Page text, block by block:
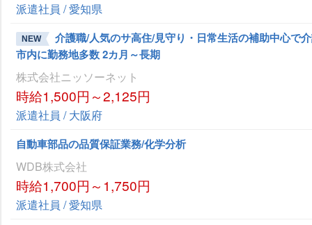
派遣社員 / 愛知県
NEW
介護職/人気のサ高住/見守り・日常生活の補助中心で
市内に勤務地多数 2カ月～長期
株式会社ニッソーネット
時給1,500円～2,125円
派遣社員 / 大阪府
自動車部品の品質保証業務/化学分析
WDB株式会社
時給1,700円～1,750円
派遣社員 / 愛知県